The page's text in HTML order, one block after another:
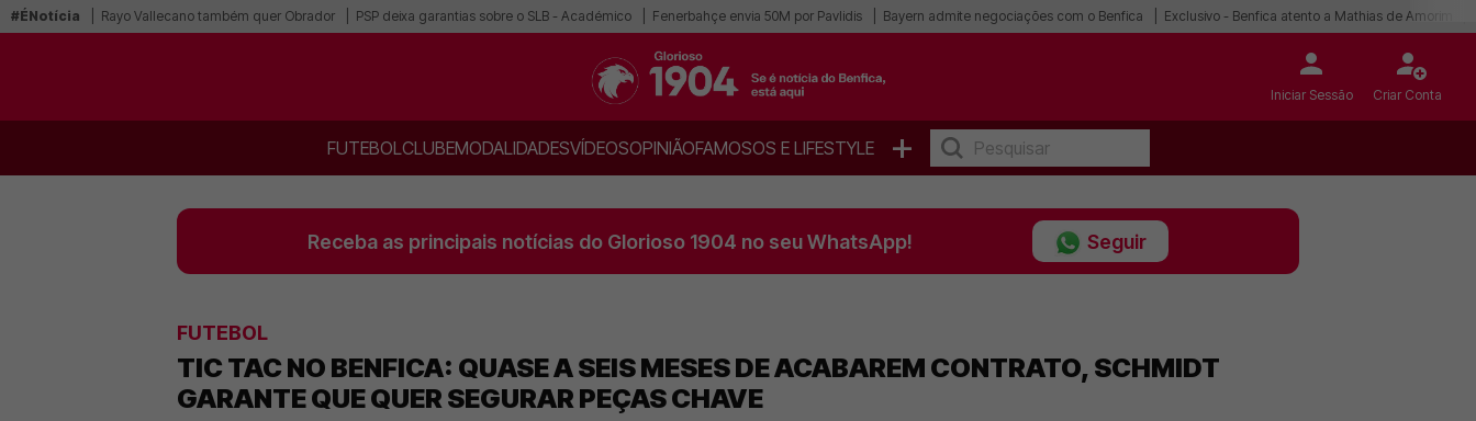
#ÉNotícia Rayo Vallecano também quer Obrador PSP deixa garantias sobre o SLB - Académico Fenerbahçe envia 50M por Pavlidis Bayern admite negociações com o Benfica Exclusivo - Benfica atento a Mathias de Amorim
Iniciar Sessão Criar Conta
FUTEBOLCLUBEMODALIDADESVÍDEOSOPINIÃOFAMOSOS E LIFESTYLE +
Receba as principais notícias do Glorioso 1904 no seu WhatsApp! Seguir
FUTEBOL
TIC TAC NO BENFICA: QUASE A SEIS MESES DE ACABAREM CONTRATO, SCHMIDT
GARANTE QUE QUER SEGURAR PEÇAS CHAVE